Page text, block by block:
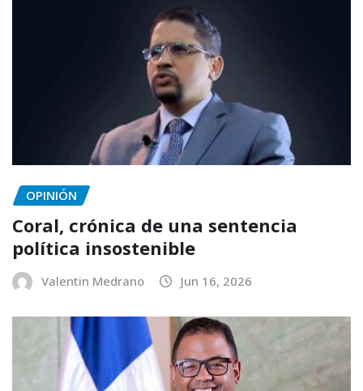
OPINIÓN
Coral, crónica de una sentencia
política insostenible
Valentin Medrano Jun 16, 2026